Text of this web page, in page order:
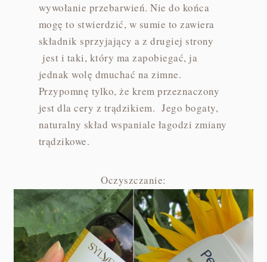
wywołanie przebarwień. Nie do końca
mogę to stwierdzić, w sumie to zawiera
składnik sprzyjający a z drugiej strony
jest i taki, który ma zapobiegać, ja
jednak wolę dmuchać na zimne.
Przypomnę tylko, że krem przeznaczony
jest dla cery z trądzikiem. Jego bogaty,
naturalny skład wspaniale łagodzi zmiany
trądzikowe.
Oczyszczanie: